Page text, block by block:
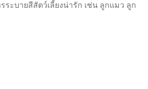
ะบายสีสัตว์เลี้ยงน่ารัก เช่น ลูกแมว ลูก